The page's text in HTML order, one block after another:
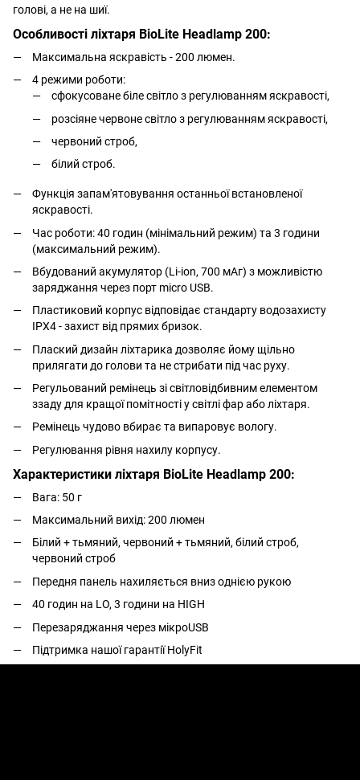
голові, а не на шиї.
Особливості ліхтаря BioLite Headlamp 200:
Максимальна яскравість - 200 люмен.
4 режими роботи:
сфокусоване біле світло з регулюванням яскравості,
розсіяне червоне світло з регулюванням яскравості,
червоний строб,
білий строб.
Функція запам'ятовування останньої встановленої
яскравості.
Час роботи: 40 годин (мінімальний режим) та 3 години
(максимальний режим).
Вбудований акумулятор (Li-ion, 700 мАг) з можливістю
заряджання через порт micro USB.
Пластиковий корпус відповідає стандарту водозахисту
IPX4 - захист від прямих бризок.
Плаский дизайн ліхтарика дозволяє йому щільно
прилягати до голови та не стрибати під час руху.
Регульований ремінець зі світловідбивним елементом
ззаду для кращої помітності у світлі фар або ліхтаря.
Ремінець чудово вбирає та випаровує вологу.
Регулювання рівня нахилу корпусу.
Характеристики ліхтаря BioLite Headlamp 200:
Вага: 50 г
Максимальний вихід: 200 люмен
Білий + тьмяний, червоний + тьмяний, білий строб,
червоний строб
Передня панель нахиляється вниз однією рукою
40 годин на LO, 3 години на HIGH
Перезаряджання через мікроUSB
Підтримка нашої гарантії HolyFit